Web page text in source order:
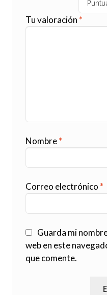
Tu valoración *
Nombre*
Correo electrónico *
Guarda mi
web en este
que comente.